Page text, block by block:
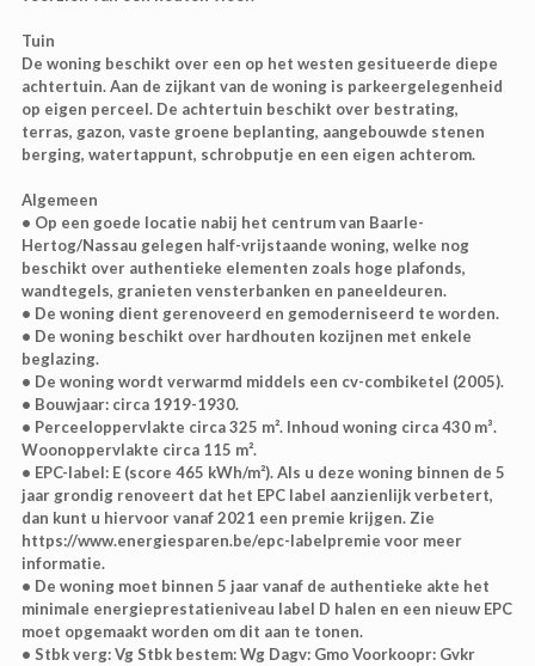
Tuin
De woning beschikt over een op het westen gesitueerde diepe
achtertuin. Aan de zijkant van de woning is parkeergelegenheid
op eigen perceel. De achtertuin beschikt over bestrating,
terras, gazon, vaste groene beplanting, aangebouwde stenen
berging, watertappunt, schrobputje en een eigen achterom.
Algemeen
• Op een goede locatie nabij het centrum van Baarle-
Hertog/Nassau gelegen half-vrijstaande woning, welke nog
beschikt over authentieke elementen zoals hoge plafonds,
wandtegels, granieten vensterbanken en paneeldeuren.
• De woning dient gerenoveerd en gemoderniseerd te worden.
• De woning beschikt over hardhouten kozijnen met enkele
beglazing.
• De woning wordt verwarmd middels een cv-combiketel (2005).
• Bouwjaar: circa 1919-1930.
• Perceeloppervlakte circa 325 m². Inhoud woning circa 430 m³.
Woonoppervlakte circa 115 m².
• EPC-label: E (score 465 kWh/m²). Als u deze woning binnen de 5
jaar grondig renoveert dat het EPC label aanzienlijk verbetert,
dan kunt u hiervoor vanaf 2021 een premie krijgen. Zie
https://www.energiesparen.be/epc-labelpremie voor meer
informatie.
• De woning moet binnen 5 jaar vanaf de authentieke akte het
minimale energieprestatieniveau label D halen en een nieuw EPC
moet opgemaakt worden om dit aan te tonen.
• Stbk verg: Vg Stbk bestem: Wg Dagv: Gmo Voorkoopr: Gvkr